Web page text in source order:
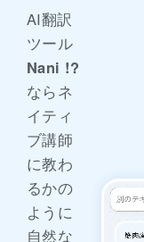
AI翻訳
ツール
Nani !?
ならネ
イティ
ブ講師
に教わ
るかの
ように
自然な